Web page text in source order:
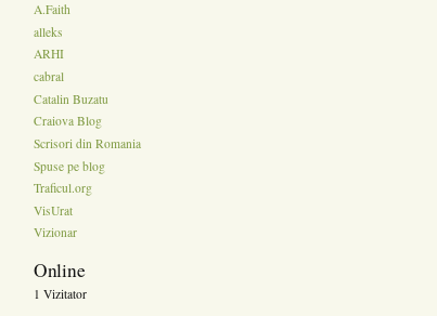
A.Faith
alleks
ARHI
cabral
Catalin Buzatu
Craiova Blog
Scrisori din Romania
Spuse pe blog
Traficul.org
VisUrat
Vizionar
Online
1 Vizitator